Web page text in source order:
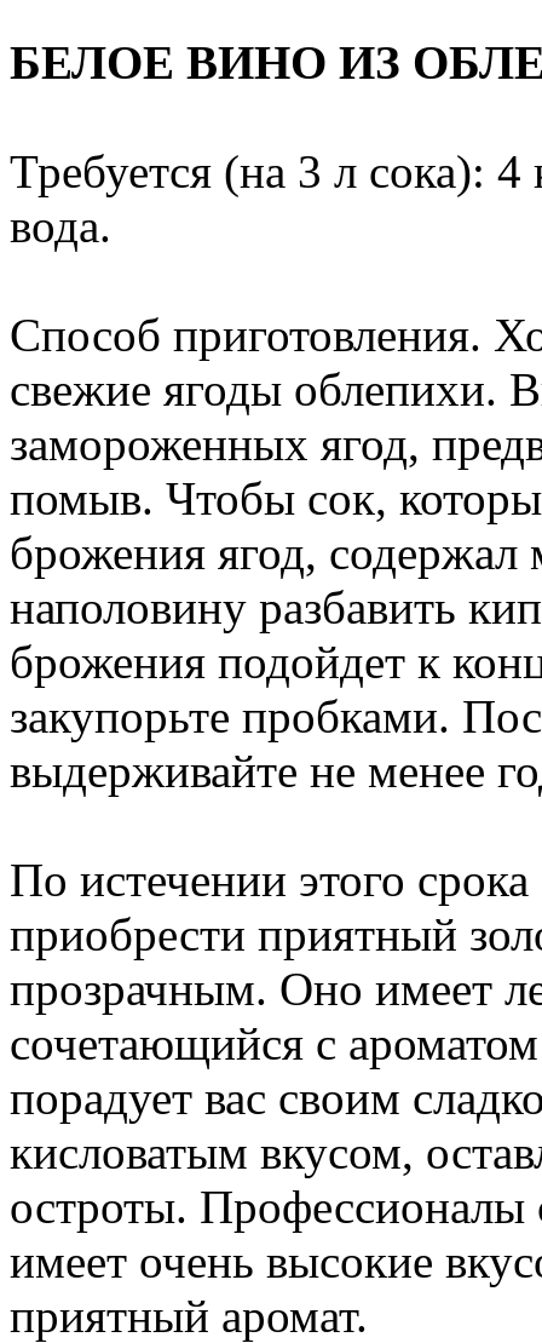
БЕЛОЕ ВИНО ИЗ
Требуется (на 3 л сока):
вода.
Способ приготовления.
свежие ягоды облепихи.
замороженных ягод,
помыв. Чтобы сок,
брожения ягод,
наполовину разбавить
брожения подойдет к
закупорьте пробками.
выдерживайте не менее
По истечении этого
приобрести приятный
прозрачным. Оно имеет
сочетающийся с
порадует вас своим
кисловатым вкусом,
остроты. Профессионалы
имеет очень высокие
приятный аромат.